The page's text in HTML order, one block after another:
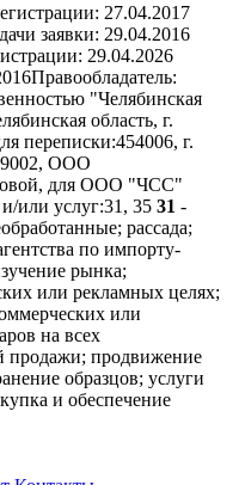
27.04.2017
заявки: 29.04.2016
29.04.2026
Правообладатель:
"Челябинская
область, г.
переписки:454006, г.
9002, ООО
для ООО "ЧСС"
или услуг:31, 35 31 -
рассада;
по импорту-
рынка;
или рекламных целях;
или
на всех
продажи; продвижение
образцов; услуги
и обеспечение